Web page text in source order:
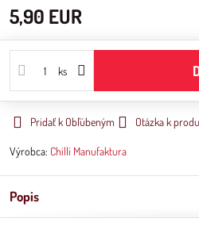
5,90 EUR
ks
Pridať k Obľúbeným Otázka k
Výrobca: Chilli Manufaktura
Popis